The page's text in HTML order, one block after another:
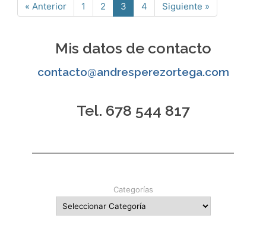
« Anterior Página
1 Página
2 Página
3 Página
4 Siguiente »
Mis datos de contacto
contacto@andresperezortega.com
Tel. 678 544 817
Categorías